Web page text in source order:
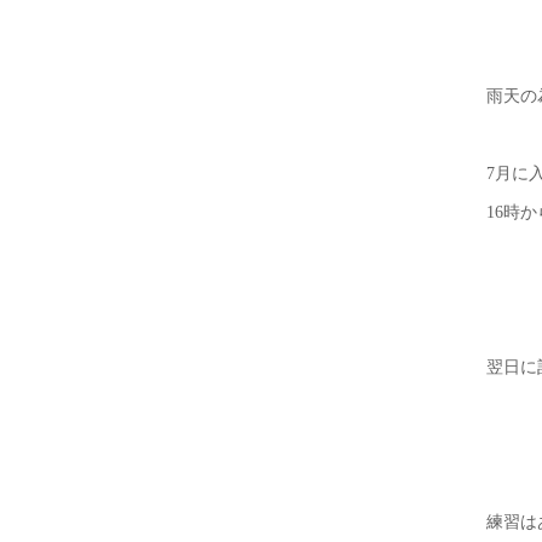
雨天の
7月に
16時
翌日に
練習は